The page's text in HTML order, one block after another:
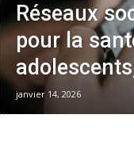
Réseaux
pour la
janvier 14, 2026